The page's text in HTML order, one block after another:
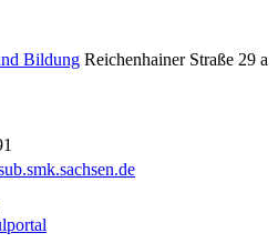
Bildung Reichenhainer Straße 29 a